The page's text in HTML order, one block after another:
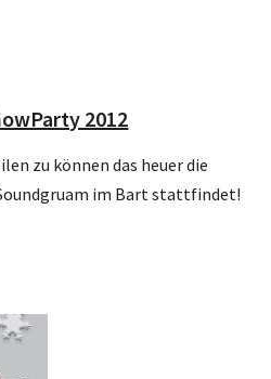
2012
zu können das heuer die
im Bart stattfindet!